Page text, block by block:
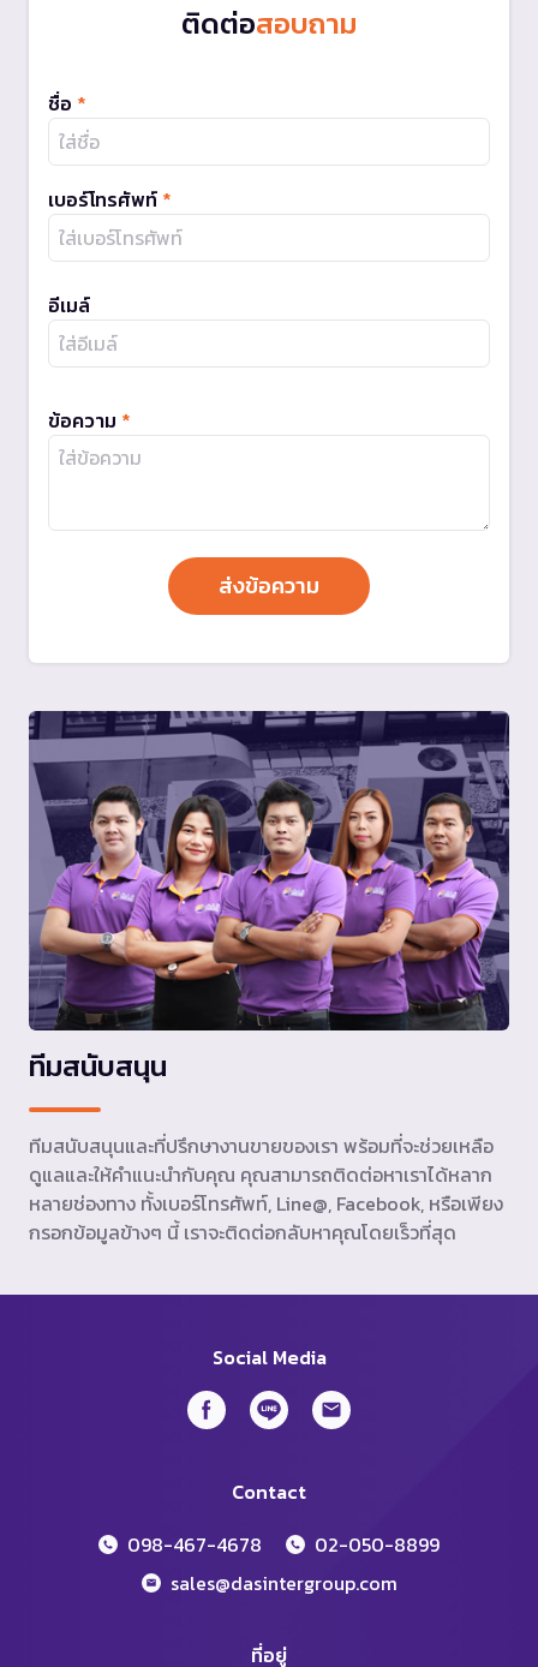
ติดต่อสอบถาม
ชื่อ *
เบอร์โทรศัพท์ *
อีเมล์
ข้อความ *
ทีมสนับสนุน
ทีมสนับสนุนและที่ปรึกษางานขายของเรา พร้อมที่จะช่วยเหลือ
ดูแลและให้คำแนะนำกับคุณ คุณสามารถติดต่อหาเราได้หลาก
หลายช่องทาง ทั้งเบอร์โทรศัพท์, Line@, Facebook, หรือเพียง
กรอกข้อมูลข้างๆ นี้ เราจะติดต่อกลับหาคุณโดยเร็วที่สุด
Social Media
Contact
098-467-4678
02-050-8899
sales@dasintergroup.com
ที่อยู่